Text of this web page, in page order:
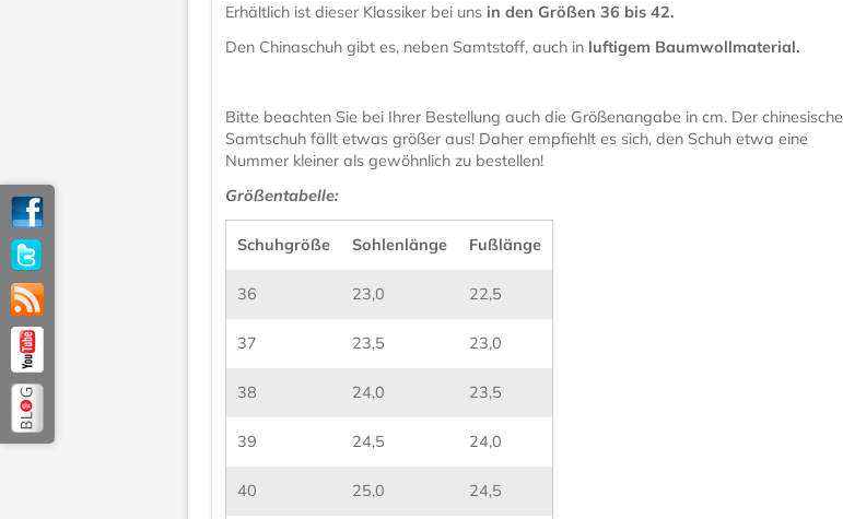
Erhältlich ist dieser Klassiker bei uns in den Größen 36 bis 42.
Den Chinaschuh gibt es, neben Samtstoff, auch in luftigem Baumwollmaterial.
Bitte beachten Sie bei Ihrer Bestellung auch die Größenangabe in cm. Der chinesische
Samtschuh fällt etwas größer aus! Daher empfiehlt es sich, den Schuh etwa eine
Nummer kleiner als gewöhnlich zu bestellen!
Größentabelle:
Schuhgröße Sohlenlänge Fußlänge
36 23,0 22,5
37 23,5 23,0
38 24,0 23,5
39 24,5 24,0
40 25,0 24,5